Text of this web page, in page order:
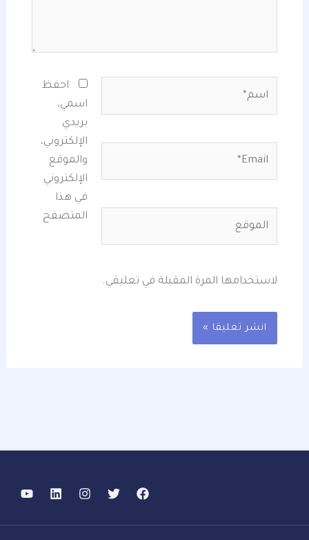
احفظ
اسمي،
بريدي
الإلكتروني،
والموقع
الإلكتروني
في هذا
المتصفح
لاستخدامها المرة المقبلة في تعليقي.